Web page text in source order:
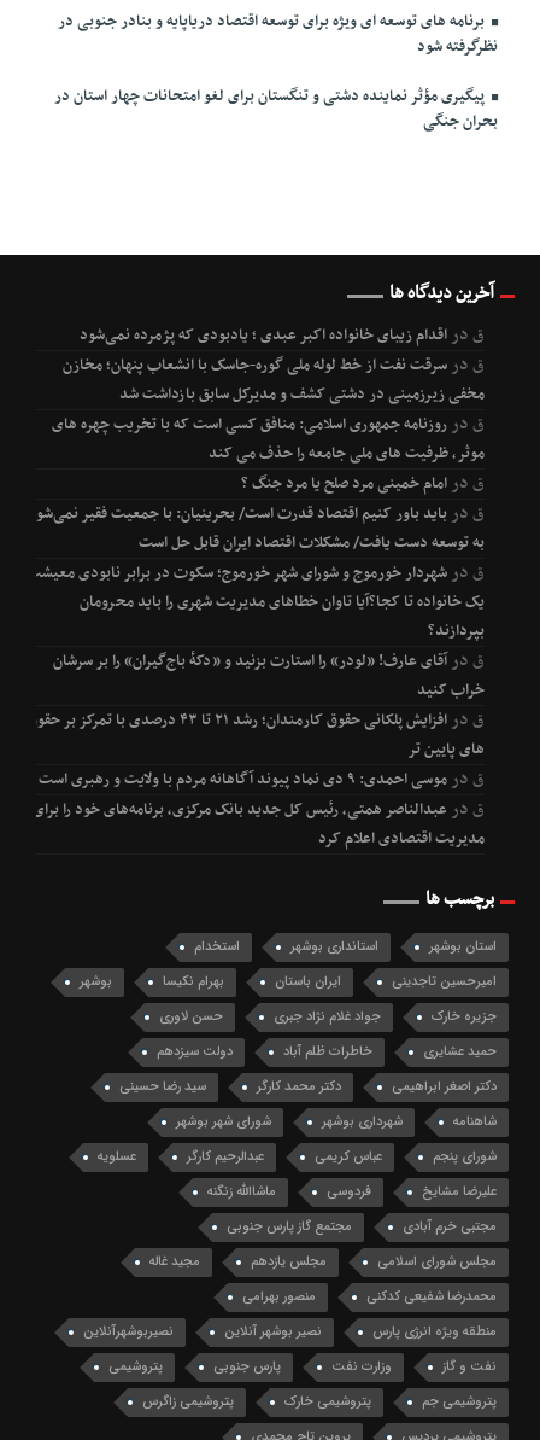
برنامه های توسعه ای ویژه برای توسعه اقتصاد دریاپایه و بنادر جنوبی در
نظرگرفته شود
پیگیری مؤثر نماینده دشتی و تنگستان برای لغو امتحانات چهار استان در
بحران جنگی
آخرین دیدگاه ها
قدراقدام زیبای خانواده اکبر عبدی ؛ یادبودی که پژمرده نمی‌شود
قدرسرقت نفت از خط لوله ملی گوره-جاسک با انشعاب پنهان؛ مخازن
مخفی زیرزمینی در دشتی کشف و مدیرکل سابق بازداشت شد
قدرروزنامه جمهوری اسلامی: منافق کسی است که با تخریب چهره های
موثر، ظرفیت های ملی جامعه را حذف می کند
قدرامام خمینی مرد صلح یا مرد جنگ ؟
قدرباید باور کنیم اقتصاد قدرت است/ بحرینیان: با جمعیت فقیر نمی‌شود
به توسعه دست یافت/ مشکلات اقتصاد ایران قابل حل است
قدرشهردار خورموج و شورای شهر خورموج؛ سکوت در برابر نابودی معیشت
یک خانواده تا کجا؟آیا تاوان خطاهای مدیریت شهری را باید محرومان
بپردازند؟
قدرآقای عارف! «لودر» را استارت بزنید و «دکۀ باج‌گیران» را بر سرشان
خراب کنید
قدر
افزایش پلکانی حقوق کارمندان؛ رشد ۲۱ تا ۴۳ درصدی با تمرکز بر حقوق
های پایین تر
قدرموسی احمدی: ۹ دی نماد پیوند آگاهانه مردم با ولایت و رهبری است
قدر عبدالناصر همتی، رئیس کل جدید بانک مرکزی، برنامه‌های خود را برای
مدیریت اقتصادی اعلام کرد
برچسب ها
استان بوشهر استانداری بوشهر
استخدام
امیرحسین تاجدینی
ایران باستان بهرام نکیسا
بوشهر
جزیره خارک
جواد غلام نژاد جبری
حسن لاوری
حمید عشایری
خاطرات ظلم آباد
دولت سیزدهم
دکتر اصغر ابراهیمی
دکتر محمد کارگر
سید رضا حسینی
شاهنامه
شهرداری بوشهر
شورای شهر بوشهر
شورای پنجم
عباس کریمی عبدالرحیم کارگر
عسلویه
علیرضا مشایخ
فردوسی
ماشاالله زنگنه
مجتبی خرم آبادی
مجتمع گاز پارس جنوبی
مجلس شورای اسلامی
مجلس یازدهم
مجید غاله
محمدرضا شفیعی کدکنی
منصور بهرامی
منطقه ویژه انرژی پارس
نصیر بوشهر آنلاین
نصیربوشهرآنلاین
نفت و گاز
وزارت نفت پارس جنوبی
پتروشیمی
پتروشیمی جم
پتروشیمی خارک
پتروشیمی زاگرس